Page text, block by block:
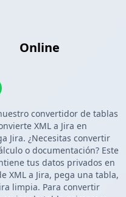
Online
convertidor de tablas
XML a Jira en
Jira. ¿Necesitas convertir
o documentación? Este
tus datos privados en
XML a Jira, pega una tabla,
limpia. Para convertir